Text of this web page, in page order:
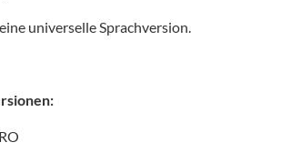
universelle Sprachversion.